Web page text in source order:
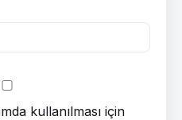
kullanılması için